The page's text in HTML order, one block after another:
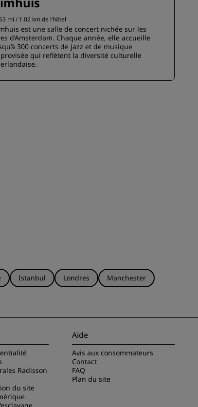
mi / 1.02 km de l’hôtel
est une salle de concert nichée sur les
d’Amsterdam. Chaque année, elle accueille
300 concerts de jazz et de musique
qui reflètent la diversité culturelle
Istanbul Londres
Manchester
Radisson
du site
Aide
Avis aux consommateurs
Contact
FAQ
Plan du site